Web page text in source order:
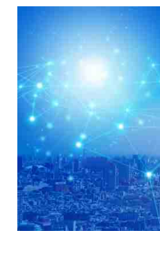
すめ
の理
由②
月額
料金
が安
くな
る
2.
SIM
フ